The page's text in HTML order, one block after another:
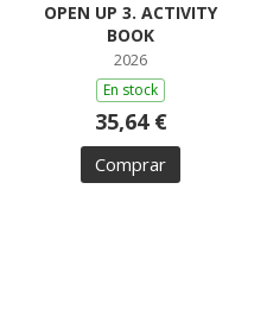
OPEN UP 3. ACTIVITY
BOOK
2026
En stock
35,64 €
Comprar